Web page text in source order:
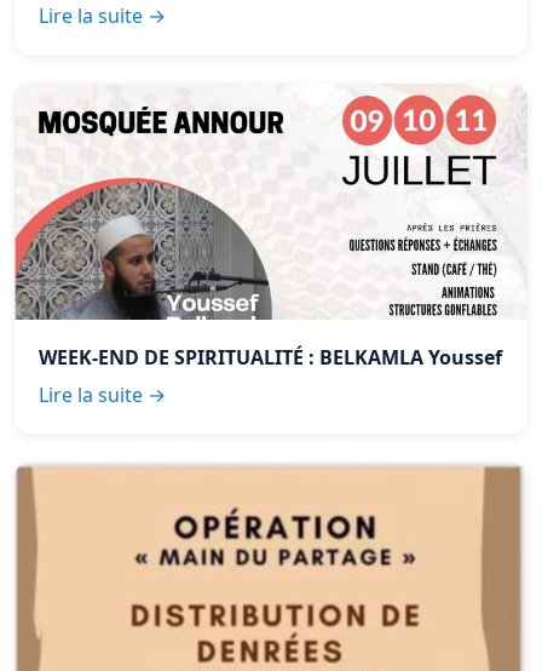
Lire la suite →
WEEK-END DE SPIRITUALITÉ : BELKAMLA Youssef
Lire la suite →